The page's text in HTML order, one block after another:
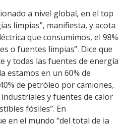
a nivel global, en el top
limpias”, manifiesta, y acota
que consumimos, el 98%
o fuentes limpias”. Dice que
y todas las fuentes de energía
estamos en un 60% de
de petróleo por camiones,
y fuentes de calor
fósiles”. En
en el mundo “del total de la